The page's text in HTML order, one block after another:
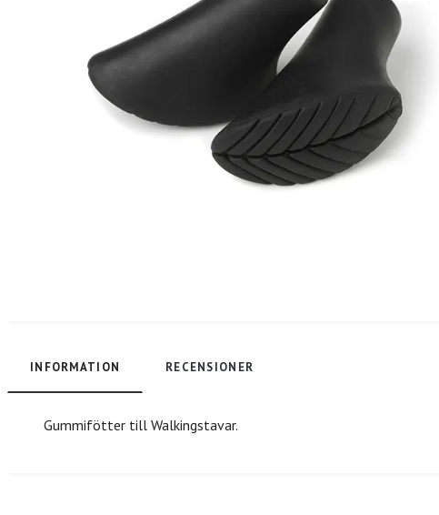
INFORMATION RECENSIONER
Gummifötter till Walkingstavar.